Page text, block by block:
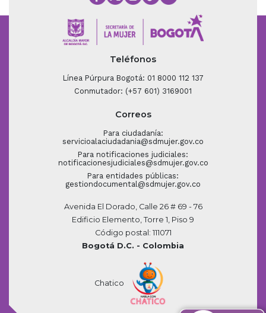
Teléfonos
Línea Púrpura Bogotá: 01 8000 112 137
Conmutador: (+57 601) 3169001
Correos
Para ciudadanía:
servicioalaciudadania@sdmujer.gov.co
Para notificaciones judiciales:
notificacionesjudiciales@sdmujer.gov.co
Para entidades públicas:
gestiondocumental@sdmujer.gov.co
Avenida El Dorado, Calle 26 # 69 - 76
Edificio Elemento, Torre 1, Piso 9
Código postal: 111071
Bogotá D.C. - Colombia
Chatico